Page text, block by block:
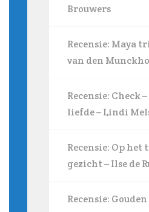
Brouwers
Recensie: Maya
van den
Recensie: Check
liefde – Lindi
Recensie: Op het
gezicht – Ilse de
Recensie: